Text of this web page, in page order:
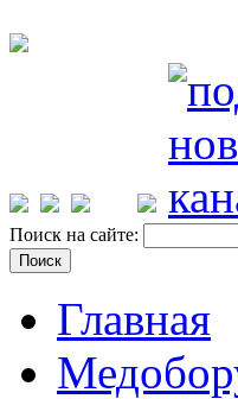
Поиск на сайте:
Главная